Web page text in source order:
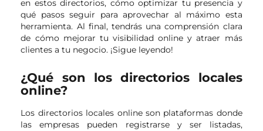
en estos directorios, cómo optimizar tu presencia y
qué pasos seguir para aprovechar al máximo esta
herramienta. Al final, tendrás una comprensión clara
de cómo mejorar tu visibilidad online y atraer más
clientes a tu negocio. ¡Sigue leyendo!
¿Qué son los directorios locales
online?
Los directorios locales online son plataformas donde
las empresas pueden registrarse y ser listadas,